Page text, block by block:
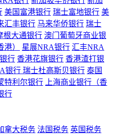
美国富港银行 瑞士富地银行 美
汇丰银行 马来华侨银行 瑞士
根大通银行 澳门葡萄牙商业银
） 星展NRA银行 汇丰NRA
行 香港花旗银行 香港渣打银
银行 瑞士杜高斯贝银行 泰国
特利尔银行
上海商业银行（香
行
拿大税务 法国税务 英国税务